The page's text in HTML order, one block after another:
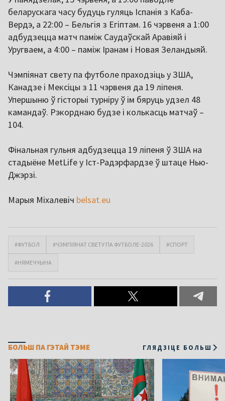
беларускага часу будуць гуляць Іспанія з Каба-
Вердэ, а 22:00 – Бельгія з Егіптам. 16 чэрвеня а 1:00
адбудзецца матч паміж Саудаўскай Аравіяй і
Уругваем, а 4:00 – паміж Іранам і Новая Зеландыяй.
Чэмпіянат свету па футболе праходзіць у ЗША,
Канадзе і Мексіцы з 11 чэрвеня да 19 ліпеня.
Упершыню ў гісторыі турніру ў ім бяруць удзел 48
камандаў. Рэкорднаю будзе і колькасць матчаў –
104.
Фінальная гульня адбудзецца 19 ліпеня ў ЗША на
стадыёне MetLife у Іст-Радэрфардзе ў штаце Нью-
Джэрзі.
Марыя Міхалевіч belsat.eu
#ФУТБОЛ #ЧЭМПІЯНАТ СВЕТУ ПА ФУТБОЛЕ-2026 #СПОРТ
#НЯМЕЧЧЫНА
БОЛЬШ ПА ГЭТАЙ ТЭМЕ ГЛЯДЗІЦЕ БОЛЬШ